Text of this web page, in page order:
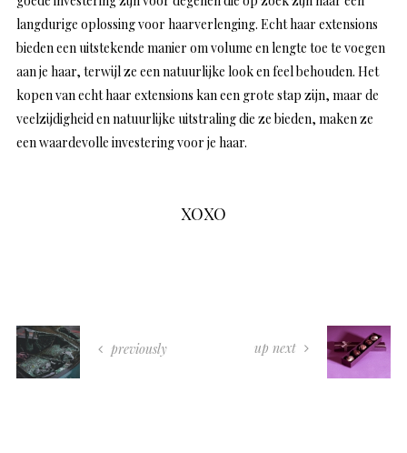
langdurige oplossing voor haarverlenging. Echt haar extensions
bieden een uitstekende manier om volume en lengte toe te voegen
aan je haar, terwijl ze een natuurlijke look en feel behouden. Het
kopen van echt haar extensions kan een grote stap zijn, maar de
veelzijdigheid en natuurlijke uitstraling die ze bieden, maken ze
een waardevolle investering voor je haar.
XOXO
previously up next